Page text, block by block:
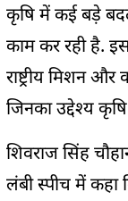
कृषि में कई बड़े
काम कर रही है.
राष्ट्रीय मिशन और
जिनका उद्देश्य
शिवराज सिंह
लंबी स्पीच में कहा